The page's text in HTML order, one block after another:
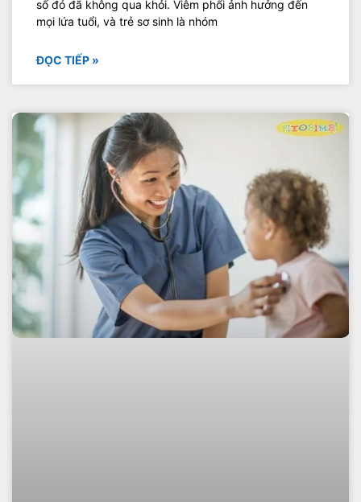
số đó đã không qua khỏi. Viêm phổi ảnh hưởng đến
mọi lứa tuổi, và trẻ sơ sinh là nhóm
ĐỌC TIẾP »